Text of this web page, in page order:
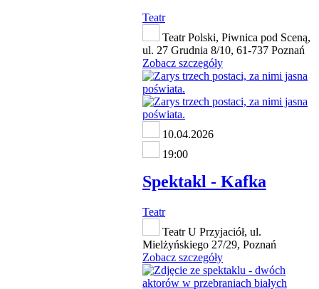
Teatr
Teatr Polski, Piwnica pod Sceną,
ul. 27 Grudnia 8/10, 61-737 Poznań
Zobacz szczegóły
10.04.2026
19:00
Spektakl - Kafka
Teatr
Teatr U Przyjaciół, ul.
Mielżyńskiego 27/29, Poznań
Zobacz szczegóły